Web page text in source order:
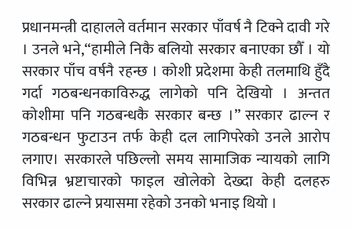
प्रधानमन्त्री दाहालले वर्तमान सरकार पाँवर्ष नै टिक्ने दावी गरे
। उनले भने,“हामीले निकै बलियो सरकार बनाएका छौँ । यो
सरकार पाँच वर्षनै रहन्छ । कोशी प्रदेशमा केही तलमाथि हुँदै
गर्दा गठबन्धनकाविरुद्ध लागेको पनि देखियो । अन्तत
कोशीमा पनि गठबन्धकै सरकार बन्छ ।” सरकार ढाल्न र
गठबन्धन फुटाउन तर्फ केही दल लागिपरेको उनले आरोप
लगाए। सरकारले पछिल्लो समय सामाजिक न्यायको लागि
विभिन्न भ्रष्टाचारको फाइल खोलेको देख्दा केही दलहरु
सरकार ढाल्ने प्रयासमा रहेको उनको भनाइ थियो ।